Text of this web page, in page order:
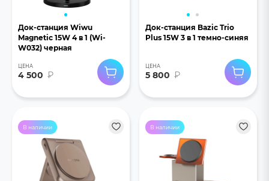
Док-станция Wiwu
Magnetic 15W 4 в 1 (Wi-
W032) черная
ЦЕНА
4 500 ₽
Док-станция Bazic Trio
Plus 15W 3 в 1 темно-синяя
ЦЕНА
5 800 ₽
В наличии В наличии